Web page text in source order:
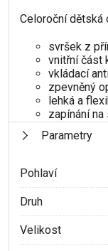
Celoroční dětská
svršek z
vnitřní část
vkládací
zpevněný
lehká a
zapínání
Parametry
Pohlaví
Druh
Velikost